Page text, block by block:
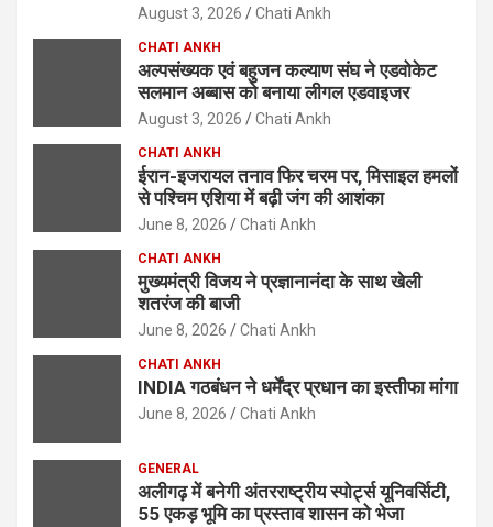
August 3, 2026 Chati Ankh
CHATI ANKH
अल्पसंख्यक एवं बहुजन कल्याण संघ ने एडवोकेट
सलमान अब्बास को बनाया लीगल एडवाइजर
August 3, 2026 Chati Ankh
CHATI ANKH
ईरान-इजरायल तनाव फिर चरम पर, मिसाइल हमलों
से पश्चिम एशिया में बढ़ी जंग की आशंका
June 8, 2026 Chati Ankh
CHATI ANKH
मुख्यमंत्री विजय ने प्रज्ञानानंदा के साथ खेली
शतरंज की बाजी
June 8, 2026 Chati Ankh
CHATI ANKH
INDIA गठबंधन ने धर्मेंद्र प्रधान का इस्तीफा मांगा
June 8, 2026 Chati Ankh
GENERAL
अलीगढ़ में बनेगी अंतरराष्ट्रीय स्पोर्ट्स यूनिवर्सिटी,
55 एकड़ भूमि का प्रस्ताव शासन को भेजा